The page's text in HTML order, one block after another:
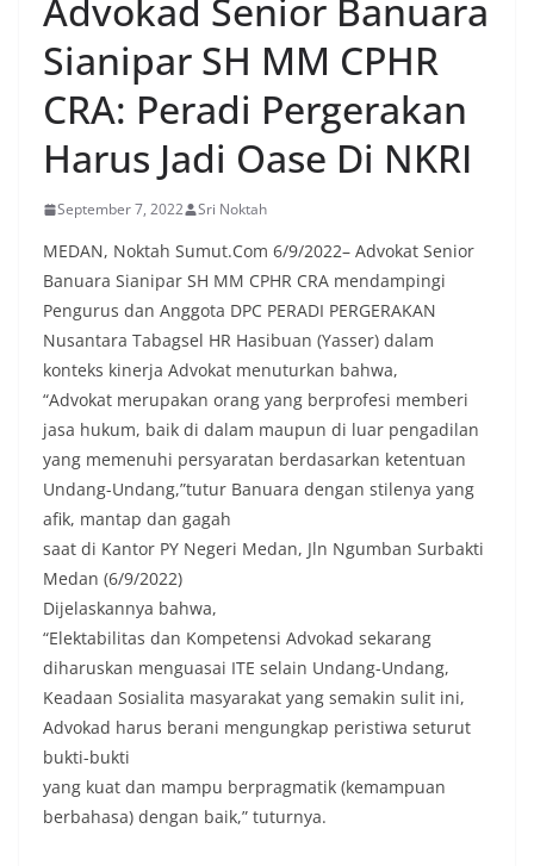
menyambut momentum HUT Kemerdekaan RI
dengan berbagai persiapan di lingkungan
masing-masing.‎Dalam dialog yang berlangsung
akrab, Bhabinkamtibmas menyapa warga,
menanyakan kondisi keamanan dan kenyamanan
lingkungan tempat tinggal, serta membuka ruang
komunikasi dua arah agar warga dapat
menyampaikan keluhan maupun informasi terkait
situasi kamtibmas di sekitar mereka.‎‎‎Salah satu
sambang ini adalah imbauan kepada warga untuk
memasang bendera Merah Putih secara penuh,
bukan setengah tiang, sebagai bentuk
penghormatan dan rasa cinta tanah air
menjelang perayaan HUT Kemerdekaan RI.
Petugas mengingatkan bahwa pemasangan
bendera dengan benar merupakan salah satu
wujud nyata partisipasi masyarakat dalam
memperingati hari bersejarah bangsa
Indonesia.‎‎”Kami mengimbau kepada seluruh
warga agar mulai mempersiapkan dan memasang
bendera Merah Putih di depan rumah masing-
masing secara penuh. Ini adalah bentuk
penghormatan kita bersama terhadap
perjuangan para pahlawan yang telah merebut
kemerdekaan,” ujar Aiptu Muliyadi Suraukur saat
berdialog dengan warga.‎‎Ia juga menambahkan
agar warga memperhatikan kondisi bendera yang
akan dikibarkan, memastikan bendera dalam
keadaan bersih, tidak sobek, dan layak untuk
dikibarkan sebagai simbol kehormatan
negara.‎‎‎Selain menyampaikan imbauan terkait
bendera, kegiatan sambang DDS ini juga
dimanfaatkan sebagai sarana deteksi dini (early
warning) guna mengantisipasi potensi gangguan
Advokad Senior Banuara
Sianipar SH MM CPHR
CRA: Peradi Pergerakan
Harus Jadi Oase Di NKRI
September 7, 2022 Sri Noktah
MEDAN, Noktah Sumut.Com 6/9/2022– Advokat Senior
Banuara Sianipar SH MM CPHR CRA mendampingi
Pengurus dan Anggota DPC PERADI PERGERAKAN
Nusantara Tabagsel HR Hasibuan (Yasser) dalam
konteks kinerja Advokat menuturkan bahwa,
“Advokat merupakan orang yang berprofesi memberi
jasa hukum, baik di dalam maupun di luar pengadilan
yang memenuhi persyaratan berdasarkan ketentuan
Undang-Undang,”tutur Banuara dengan stilenya yang
afik, mantap dan gagah
saat di Kantor PY Negeri Medan, Jln Ngumban Surbakti
Medan (6/9/2022)
Dijelaskannya bahwa,
“Elektabilitas dan Kompetensi Advokad sekarang
diharuskan menguasai ITE selain Undang-Undang,
Keadaan Sosialita masyarakat yang semakin sulit ini,
Advokad harus berani mengungkap peristiwa seturut
bukti-bukti
yang kuat dan mampu berpragmatik (kemampuan
berbahasa) dengan baik,” tuturnya.